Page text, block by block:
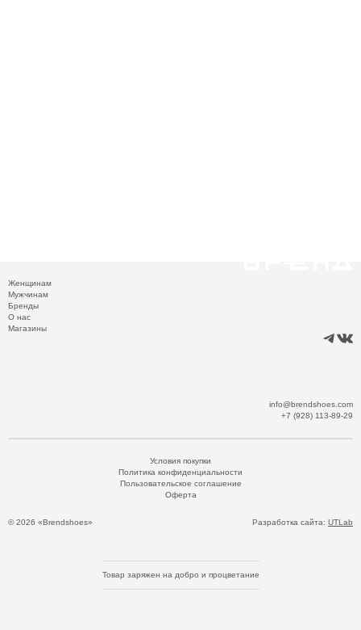
Женщинам
Мужчинам
Бренды
О нас
Магазины
info@brendshoes.com
+7 (928) 113-89-29
© 2026 «Brendshoes»
Условия покупки
Политика конфиденциальности
Пользовательское соглашение
Оферта
Разработка сайта: UTLab
Товар заряжен на добро и процветание